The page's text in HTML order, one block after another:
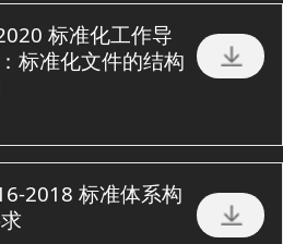
标准化工作导
标准化文件的结构
2018 标准体系构